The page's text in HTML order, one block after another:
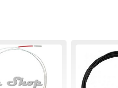
PAIRE